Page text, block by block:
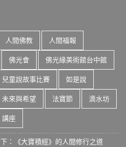
人間佛教 人間福報
佛光會 佛光緣美術館台中館
兒童說故事比賽 如是說
未來與希望 法寶節 滴水坊
講座
：《大寶積經》的人間修行之道